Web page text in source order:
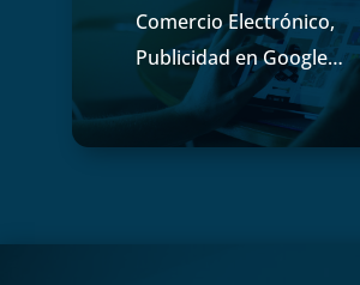
Comercio Electrónico,
Publicidad en Google…